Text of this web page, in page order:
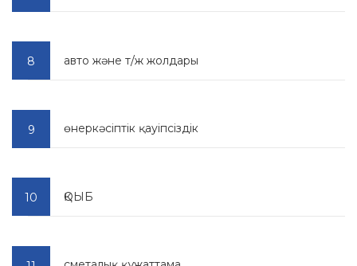
авто және т/ж жолдары
өнеркәсіптік қауіпсіздік
ҚОЫБ